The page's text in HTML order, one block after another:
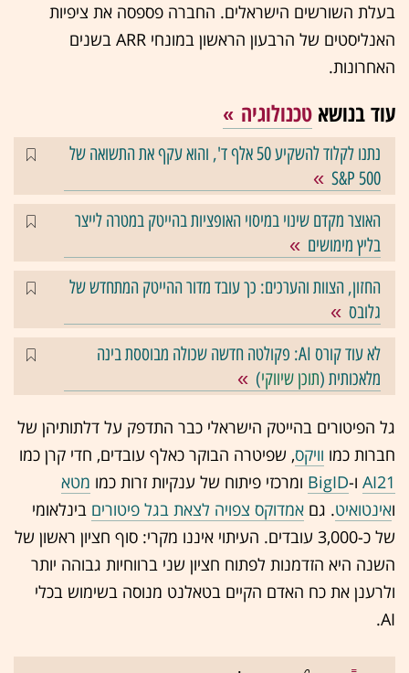
בעלת השורשים הישראלים. החברה פספסה את ציפיות
האנליסטים של הרבעון הראשון במונחי ARR בשנים
האחרונות.
עוד בנושא טכנולוגיה
נתנו לקלוד להשקיע 50 אלף ד', והוא עקף את התשואה של
S&P 500
האוצר מקדם שינוי במיסוי האופציות בהייטק במטרה לייצר
בליץ מימושים
החזון, הצוות והערכים: כך עובד מדור ההייטק המתחדש של
גלובס
לא עוד קורס AI: פקולטה חדשה שכולה מבוססת בינה
מלאכותית (תוכן שיווקי)
גל הפיטורים בהייטק הישראלי כבר התדפק על דלתותיהן של
חברות כמו וויקס, שפיטרה הבוקר כאלף עובדים, חדי קרן כמו
AI21 ו-BigID ומרכזי פיתוח של ענקיות זרות כמו מטא
ואינטואיט. גם אמדוקס צפויה לצאת בגל פיטורים בינלאומי
של כ-3,000 עובדים. העיתוי איננו מקרי: סוף חציון ראשון של
השנה היא הזדמנות לפתוח חציון שני ברווחיות גבוהה יותר
ולרענן את כח האדם הקיים בטאלנט מנוסה בשימוש בכלי
AI.